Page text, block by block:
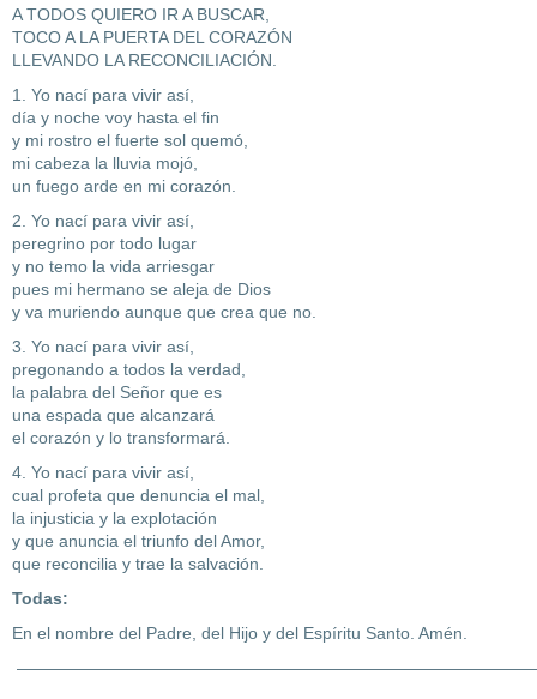
A TODOS QUIERO IR A BUSCAR,
TOCO A LA PUERTA DEL CORAZÓN
LLEVANDO LA RECONCILIACIÓN.
1. Yo nací para vivir así,
día y noche voy hasta el fin
y mi rostro el fuerte sol quemó,
mi cabeza la lluvia mojó,
un fuego arde en mi corazón.
2. Yo nací para vivir así,
peregrino por todo lugar
y no temo la vida arriesgar
pues mi hermano se aleja de Dios
y va muriendo aunque que crea que no.
3. Yo nací para vivir así,
pregonando a todos la verdad,
la palabra del Señor que es
una espada que alcanzará
el corazón y lo transformará.
4. Yo nací para vivir así,
cual profeta que denuncia el mal,
la injusticia y la explotación
y que anuncia el triunfo del Amor,
que reconcilia y trae la salvación.
Todas:
En el nombre del Padre, del Hijo y del Espíritu Santo. Amén.